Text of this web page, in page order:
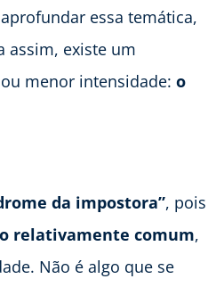
essa temática,
assim, existe um
menor intensidade: o
da impostora”, pois
relativamente comum,
Não é algo que se